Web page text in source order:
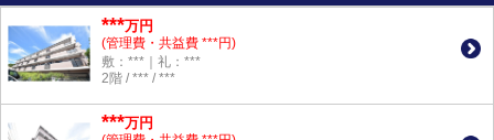
***万円
(管理費・共益費 ***円)
敷：***｜礼：***
2階 / *** / ***
***万円